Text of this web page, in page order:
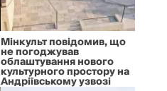
Мінкульт повідомив, що
не погоджував
облаштування нового
культурного простору на
Андріївському узвозі